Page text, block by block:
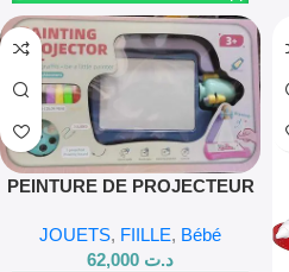
PEINTURE DE PROJECTEUR
LUMINEUSES POUR FILLES
VIOLET
JOUETS, FIILLE, Bébé
د.ت